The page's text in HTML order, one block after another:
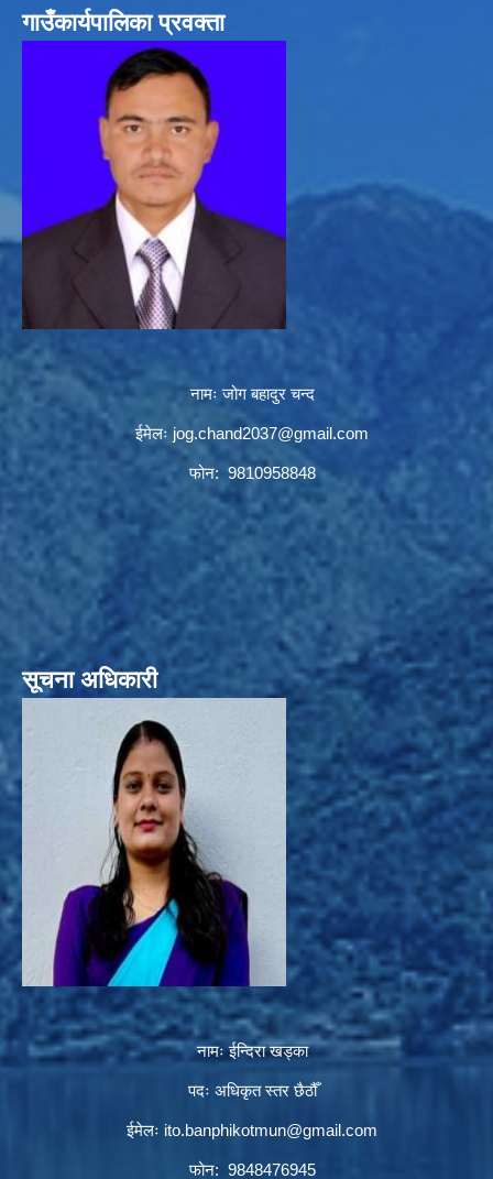
गाउँकार्यपालिका प्रवक्ता
नामः जोग बहादुर चन्द
ईमेलः jog.chand2037@gmail.com
फोन: 9810958848
सूचना अधिकारी
नामः ईन्दिरा खड्का
पदः अधिकृत स्तर छैठौँ
ईमेलः ito.banphikotmun@gmail.com
फोन: 9848476945